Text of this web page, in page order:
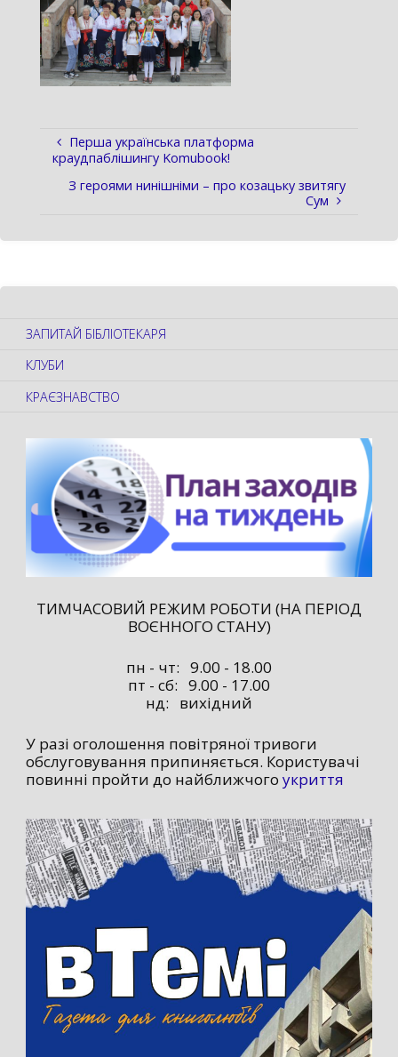
Перша українська платформа
краудпаблішингу Komubook!
З героями нинішніми – про козацьку звитягу
Сум
ЗАПИТАЙ БІБЛІОТЕКАРЯ
КЛУБИ
КРАЄЗНАВСТВО
ТИМЧАСОВИЙ РЕЖИМ РОБОТИ (НА ПЕРІОД
ВОЄННОГО СТАНУ)
пн - чт: 9.00 - 18.00
пт - сб: 9.00 - 17.00
нд: вихідний
У разі оголошення повітряної тривоги
обслуговування припиняється. Користувачі
повинні пройти до найближчого укриття